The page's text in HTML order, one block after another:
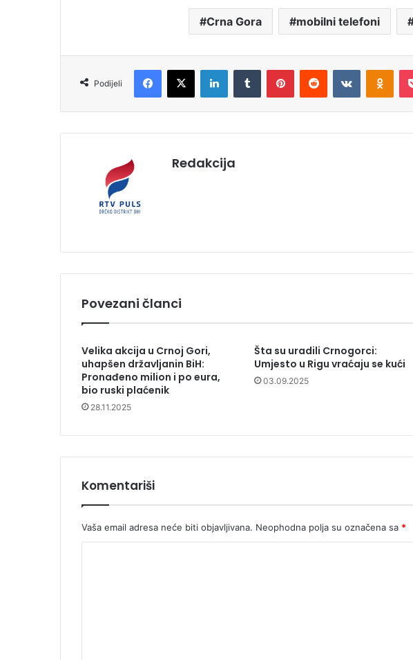
Crna Gora mobilni telefoni
Podijeli
Redakcija
Povezani članci
Velika akcija u Crnoj Gori,
uhapšen državljanin BiH:
Pronađeno milion i po eura,
bio ruski plaćenik
28.11.2025
Šta su uradili Crnogorci:
Umjesto u Rigu vraćaju se kući
03.09.2025
Komentariši
Vaša email adresa neće biti objavljivana. Neophodna polja su označena sa *